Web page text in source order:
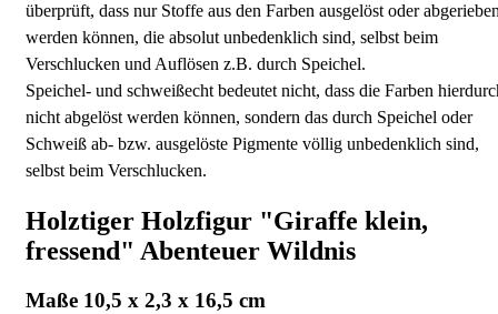
überprüft, dass nur Stoffe aus den Farben ausgelöst oder
werden können, die absolut unbedenklich sind, selbst beim
Verschlucken und Auflösen z.B. durch Speichel.
Speichel- und schweißecht bedeutet nicht, dass die Farben
nicht abgelöst werden können, sondern das durch Speichel oder
Schweiß ab- bzw. ausgelöste Pigmente völlig unbedenklich sind,
selbst beim Verschlucken.
Holztiger Holzfigur "Giraffe klein,
fressend" Abenteuer Wildnis
Maße 10,5 x 2,3 x 16,5 cm